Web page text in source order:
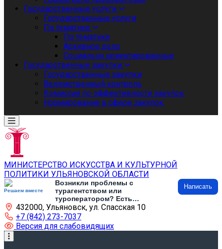
Государственные услуги
Государственные услуги
По тематике
По тематике
Архивное дело
Социально ориентированные
Государственные закупки
Государственные закупки
Ведомственный контроль
Комиссия по эффективности закупок
Нормирование в сфере закупок
МИНИСТЕРСТВО ИСКУССТВА И КУЛЬТУРНОЙ
ПОЛИТИКИ УЛЬЯНОВСКОЙ ОБЛАСТИ
Решаем вместе
Возникли проблемы с
турагентством или
туроператором? Есть
предложения по развитию
туризма и туристической
инфраструктуры? Напишите об
этом
Написать
432000, Ульяновск, ул. Спасская 10
+7 (842) 273-7037
Версия для слабовидящих